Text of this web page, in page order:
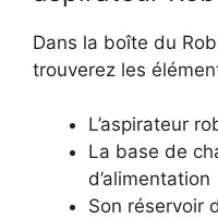
Dans la boîte du
trouverez les
L’aspirateur
La base de
d’alimentation
Son réservoir